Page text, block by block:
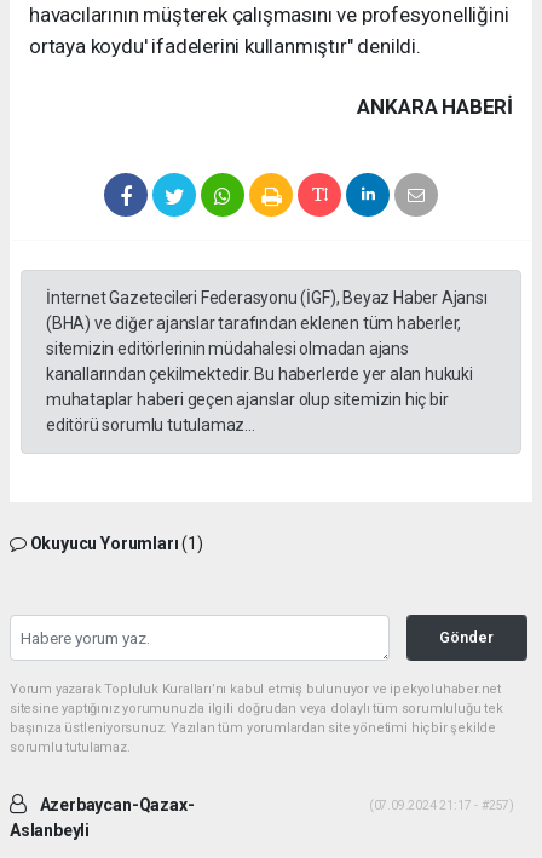
havacılarının müşterek çalışmasını ve profesyonelliğini
ortaya koydu' ifadelerini kullanmıştır" denildi.
ANKARA HABERİ
İnternet Gazetecileri Federasyonu (İGF), Beyaz Haber Ajansı
(BHA) ve diğer ajanslar tarafından eklenen tüm haberler,
sitemizin editörlerinin müdahalesi olmadan ajans
kanallarından çekilmektedir. Bu haberlerde yer alan hukuki
muhataplar haberi geçen ajanslar olup sitemizin hiç bir
editörü sorumlu tutulamaz...
Okuyucu Yorumları(1)
Gönder
Yorum yazarak Topluluk Kuralları’nı kabul etmiş bulunuyor ve ipekyoluhaber.net
sitesine yaptığınız yorumunuzla ilgili doğrudan veya dolaylı tüm sorumluluğu tek
başınıza üstleniyorsunuz. Yazılan tüm yorumlardan site yönetimi hiçbir şekilde
sorumlu tutulamaz.
Azerbaycan-Qazax-
Aslanbeyli
(07.09.2024 21:17 - #257)